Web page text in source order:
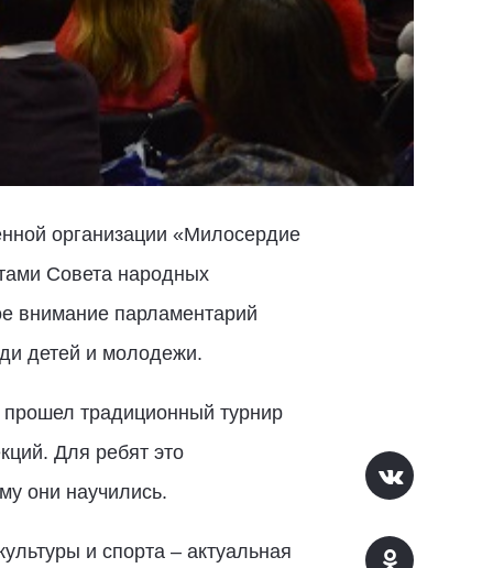
организации «Милосердие
Совета народных
внимание парламентарий
детей и молодежи.
традиционный турнир
Для ребят это
они научились.
и спорта – актуальная